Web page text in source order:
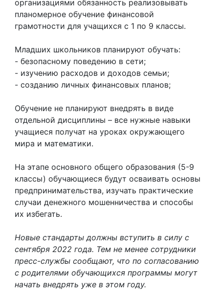
организациями обязанность реализовывать
планомерное обучение финансовой
грамотности для учащихся с 1 по 9 классы.
Младших школьников планируют обучать:
- безопасному поведению в сети;
- изучению расходов и доходов семьи;
- созданию личных финансовых планов;
Обучение не планируют внедрять в виде
отдельной дисциплины – все нужные навыки
учащиеся получат на уроках окружающего
мира и математики.
На этапе основного общего образования (5-9
классы) обучающиеся будут осваивать основы
предпринимательства, изучать практические
случаи денежного мошенничества и способы
их избегать.
Новые стандарты должны вступить в силу с
сентября 2022 года. Тем не менее сотрудники
пресс-службы сообщают, что по согласованию
с родителями обучающихся программы могут
начать внедрять уже в этом году.